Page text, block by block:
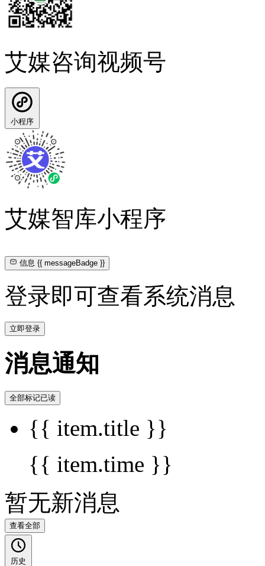
艾媒咨询视频号
小程序
艾媒智库小程序
信息{{ messageBadge }}
登录即可查看系统消息
立即登录
消息通知
全部标记已读
{{ item.title }}
{{ item.time }}
暂无新消息
查看全部
历史